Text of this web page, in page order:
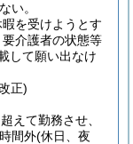
い。
を受けようとす
介護者の状態等
して願い出なけ
正)
えて勤務させ、
間外(休日、夜